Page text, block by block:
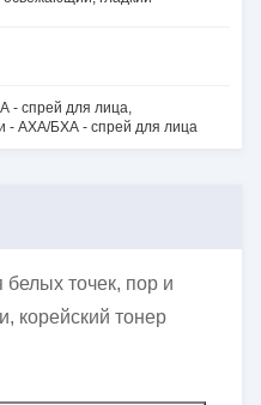
- спрей для лица,
- АХА/БХА - спрей для лица
точек, пор и
корейский тонер